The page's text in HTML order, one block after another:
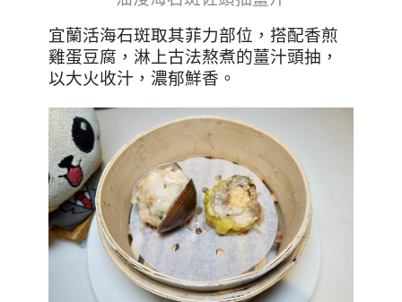
宜蘭活海石斑取其菲力部位，搭配香煎
雞蛋豆腐，淋上古法熬煮的薑汁頭抽，
以大火收汁，濃郁鮮香。